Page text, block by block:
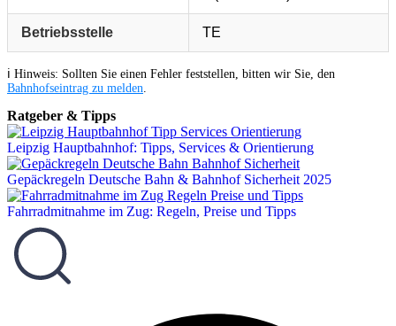
Betriebsstelle TE
ℹ️ Hinweis: Sollten Sie einen Fehler feststellen, bitten wir Sie, den
Bahnhofseintrag zu melden
Ratgeber & Tipps
Leipzig Hauptbahnhof: Tipps, Services & Orientierung
Gepäckregeln Deutsche Bahn & Bahnhof Sicherheit 2025
Fahrradmitnahme im Zug: Regeln, Preise und Tipps